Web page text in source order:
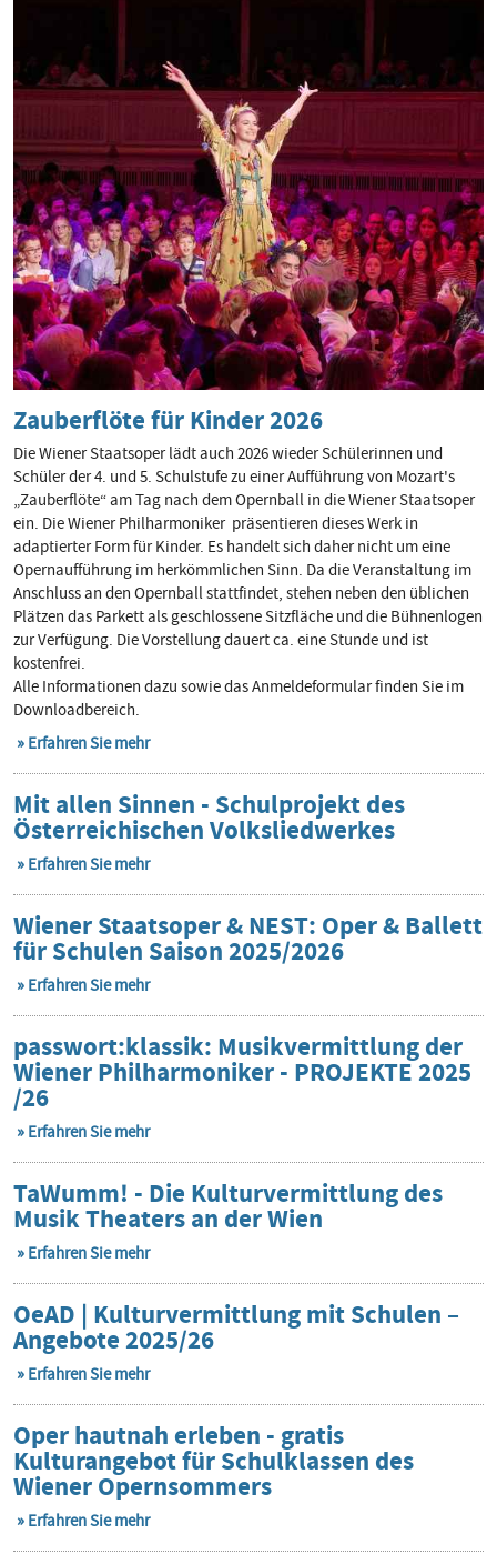
Zauberflöte für Kinder 2026
Die Wiener Staatsoper lädt auch 2026 wieder Schülerinnen und
Schüler der 4. und 5. Schulstufe zu einer Aufführung von Mozart's
„Zauberflöte“ am Tag nach dem Opernball in die Wiener Staatsoper
ein. Die Wiener Philharmoniker präsentieren dieses Werk in
adaptierter Form für Kinder. Es handelt sich daher nicht um eine
Opernaufführung im herkömmlichen Sinn. Da die Veranstaltung im
Anschluss an den Opernball stattfindet, stehen neben den üblichen
Plätzen das Parkett als geschlossene Sitzfläche und die Bühnenlogen
zur Verfügung. Die Vorstellung dauert ca. eine Stunde und ist
kostenfrei.
Alle Informationen dazu sowie das Anmeldeformular finden Sie im
Downloadbereich.
Erfahren Sie mehr
Mit allen Sinnen - Schulprojekt des
Österreichischen Volksliedwerkes
Erfahren Sie mehr
Wiener Staatsoper & NEST: Oper & Ballett
für Schulen Saison 2025/2026
Erfahren Sie mehr
passwort:klassik: Musikvermittlung der
Wiener Philharmoniker - PROJEKTE 2025
/26
Erfahren Sie mehr
TaWumm! - Die Kulturvermittlung des
Musik Theaters an der Wien
Erfahren Sie mehr
OeAD | Kulturvermittlung mit Schulen –
Angebote 2025/26
Erfahren Sie mehr
Oper hautnah erleben - gratis
Kulturangebot für Schulklassen des
Wiener Opernsommers
Erfahren Sie mehr